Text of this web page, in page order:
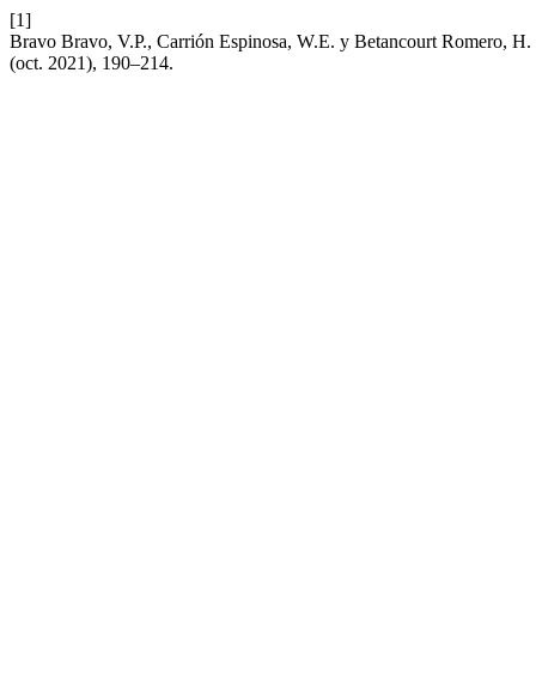
[1]
Bravo Bravo, V.P., Carrión Espinosa, W.E. y Betancourt Romero,
(oct. 2021), 190–214.